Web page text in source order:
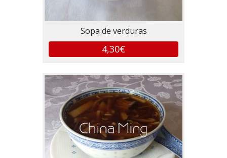
Sopa de verduras
4,30€